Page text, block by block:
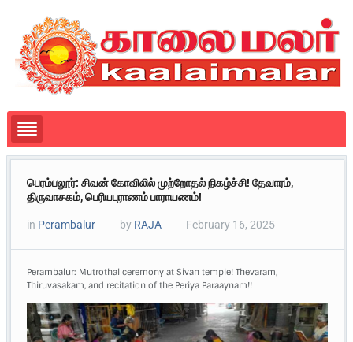
பெரம்பலூர்: சிவன் கோவிலில் முற்றோதல் நிகழ்ச்சி! தேவாரம்,
திருவாசகம், பெரியபுராணம் பாராயணம்!
in Perambalur — by RAJA — February 16, 2025
Perambalur: Mutrothal ceremony at Sivan temple! Thevaram,
Thiruvasakam, and recitation of the Periya Paraaynam!!